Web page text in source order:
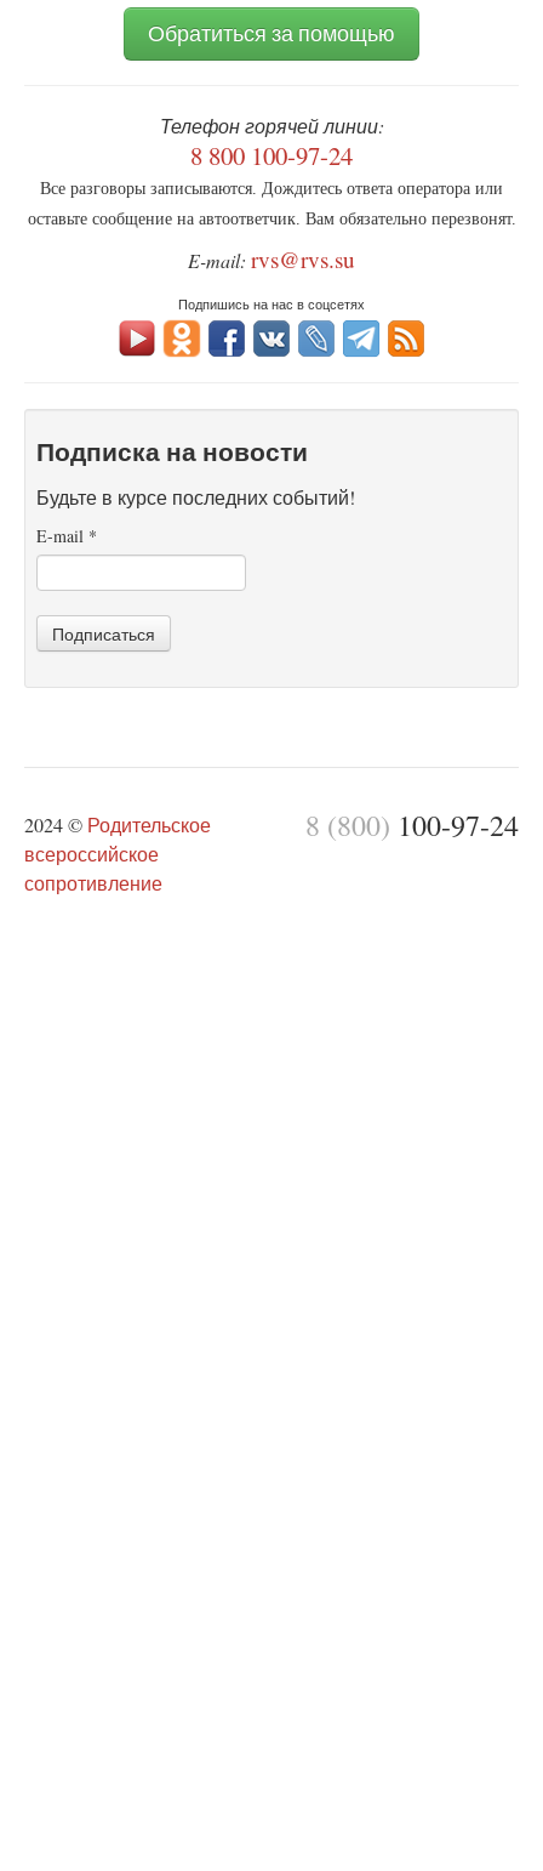
Обратиться за помощью
Телефон горячей линии:
8 800 100-97-24
Все разговоры записываются. Дождитесь ответа оператора или
оставьте сообщение на автоответчик. Вам обязательно перезвонят.
E-mail: rvs@rvs.su
Подпишись на нас в соцсетях
Подписка на новости
Будьте в курсе последних событий!
E-mail *
Подписаться
8 (800) 100-97-24
2024 © Родительское
всероссийское
сопротивление